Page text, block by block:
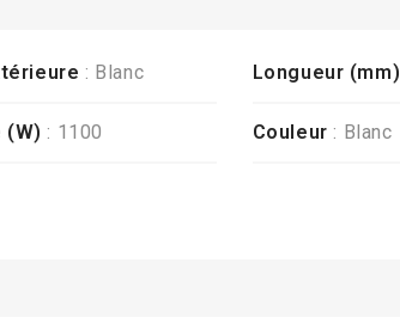
: Blanc Longueur (mm)
(W) : 1100 Couleur : Blanc